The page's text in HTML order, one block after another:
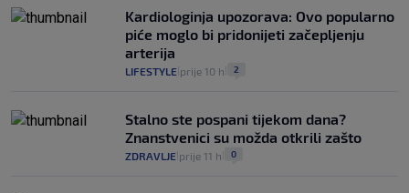
Kardiologinja upozorava: Ovo popularno
piće moglo bi pridonijeti začepljenju
arterija
LIFESTYLE prije 10 h 2
Stalno ste pospani tijekom dana?
Znanstvenici su možda otkrili zašto
ZDRAVLJE prije 11 h 0